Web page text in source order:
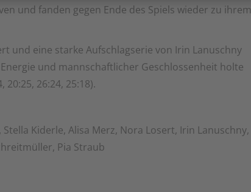
und fanden gegen Ende des Spiels wieder zu ihrem
und eine starke Aufschlagserie von Irin Lanuschny
und mannschaftlicher Geschlossenheit holte
20:25, 26:24, 25:18).
Kiderle, Alisa Merz, Nora Losert, Irin Lanuschny,
Pia Straub